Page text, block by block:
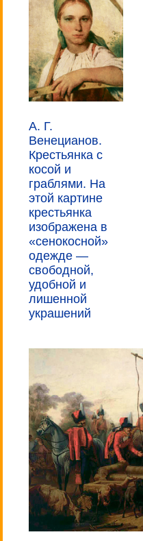
А. Г.
Венецианов.
Крестьянка с
косой и
граблями. На
этой картине
крестьянка
изображена в
«сенокосной»
одежде —
свободной,
удобной и
лишенной
украшений